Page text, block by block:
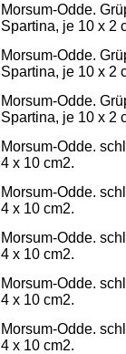
Morsum-Odde.
Spartina, je 10 x 2
Morsum-Odde.
Spartina, je 10 x 2
Morsum-Odde.
Spartina, je 10 x 2
Morsum-Odde.
4 x 10 cm2.
Morsum-Odde.
4 x 10 cm2.
Morsum-Odde.
4 x 10 cm2.
Morsum-Odde.
4 x 10 cm2.
Morsum-Odde.
4 x 10 cm2.